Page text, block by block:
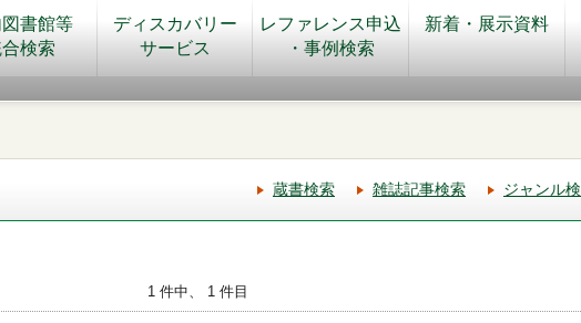
書館等
検索
ディスカバリー
サービス
レファレンス申込
・事例検索
新着・展示資料
蔵書検索 雑誌記事検索 ジャンル
1 件中、 1 件目